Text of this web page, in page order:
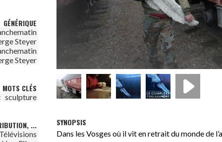
GÉNÉRIQUE
Steyer
Steyer
MOTS CLÉS
sculpture
... SYNOPSIS
Dans les Vosges où il vit en retrait du monde de